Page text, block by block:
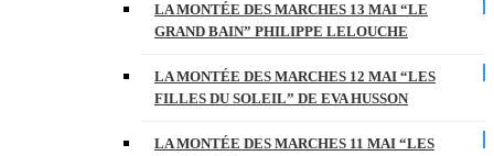
LA MONTÉE DES MARCHES 13 MAI “LE
GRAND BAIN” PHILIPPE LELOUCHE
LA MONTÉE DES MARCHES 12 MAI “LES
FILLES DU SOLEIL” DE EVA HUSSON
LA MONTÉE DES MARCHES 11 MAI “LES